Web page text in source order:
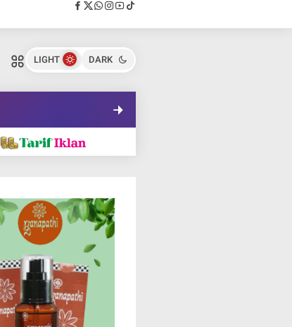
LIGHT DARK